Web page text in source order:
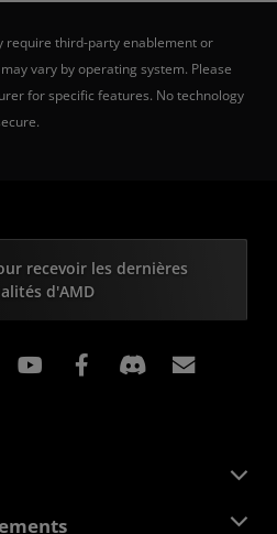
require third-party enablement or
vary by operating system. Please
for specific features. No technology
recevoir les dernières
d'AMD
Instagram Facebook